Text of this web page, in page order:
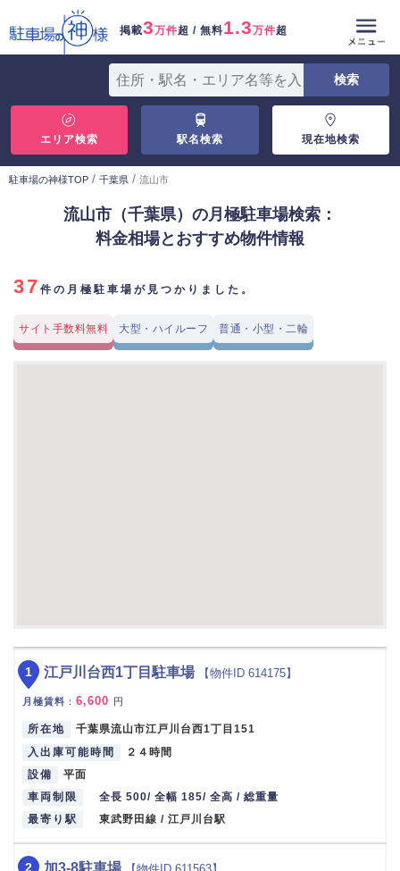
掲載3万件超 / 無料1.3万件超
エリア検索 駅名検索 現在地検索
駐車場の神様TOP / 千葉県 / 流山市
流山市（千葉県）の月極駐車場検索：
料金相場とおすすめ物件情報
37 件の月極駐車場が見つかりました。
サイト手数料無料 大型・ハイルーフ 普通・小型・二輪
江戸川台西1丁目駐車場 【物件ID 614175】
月極賃料 ： 6,600 円
所在地
千葉県流山市江戸川台西1丁目151
入出庫可能時間
２４時間
設備
平面
車両制限
全長 500/ 全幅 185/ 全高 / 総重量
最寄り駅
東武野田線 / 江戸川台駅
1
2